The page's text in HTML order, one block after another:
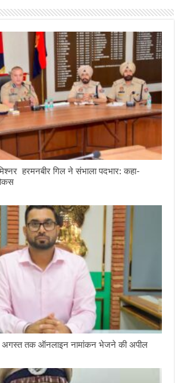
हरमनबीर गिल ने संभाला पदभार: कहा-
अगस्त तक ऑनलाइन नामांकन भेजने की अपील